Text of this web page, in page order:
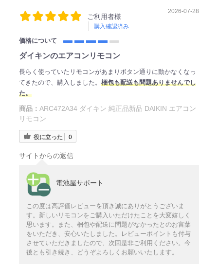
ご利用者様
購入確認済み
2026-07-28
価格について
ダイキンのエアコンリモコン
長らく使っていたリモコンがあまりボタン通りに動かなくなっ
てきたので、購入しました。 梱包も配送も問題ありませんでし
た。
商品： ARC472A34 ダイキン 純正品新品 DAIKIN エアコン
リモコン
役に立った 0
サイトからの返信
電池屋サポート
この度は高評価レビューを頂き誠にありがとうございま
す。新しいリモコンをご購入いただけたことを大変嬉しく
思います。また、梱包や配送に問題がなかったとのお言葉
をいただき、安心いたしました。レビューポイントも付与
させていただきましたので、次回是非ご利用ください。今
後とも引き続き、どうぞよろしくお願いいたします。